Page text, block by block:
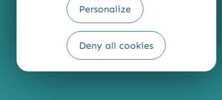
Personalize
Deny all cookies
Fourni par